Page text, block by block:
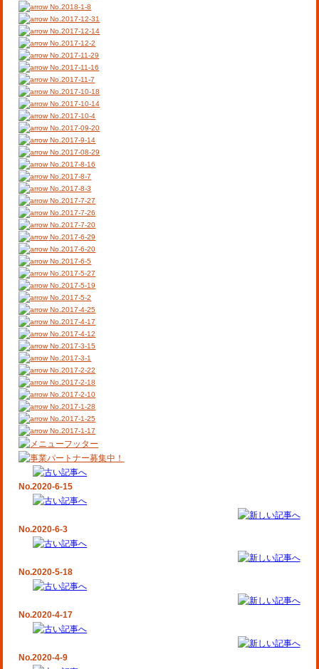
No.2018-1-8
No.2017-12-31
No.2017-12-14
No.2017-12-2
No.2017-11-29
No.2017-11-16
No.2017-11-7
No.2017-10-18
No.2017-10-14
No.2017-10-4
No.2017-09-20
No.2017-9-14
No.2017-08-29
No.2017-8-16
No.2017-8-7
No.2017-8-3
No.2017-7-27
No.2017-7-26
No.2017-7-20
No.2017-6-29
No.2017-6-20
No.2017-6-5
No.2017-5-27
No.2017-5-19
No.2017-5-2
No.2017-4-25
No.2017-4-17
No.2017-4-12
No.2017-3-15
No.2017-3-1
No.2017-2-22
No.2017-2-18
No.2017-2-10
No.2017-1-28
No.2017-1-25
No.2017-1-17
No.2020-6-15
No.2020-6-3
No.2020-5-18
No.2020-4-17
No.2020-4-9